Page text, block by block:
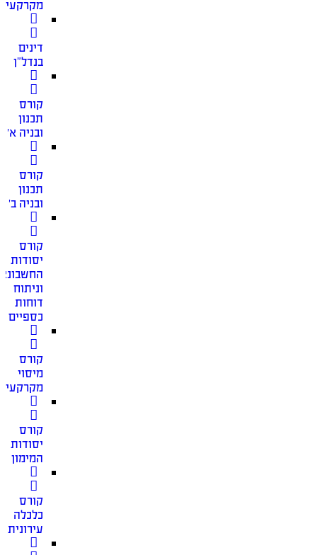
מקרקעין
דינים
בנדל”ן
קורס
תכנון
ובניה א׳
קורס
תכנון
ובניה ב׳
קורס
יסודות
וניתוח
דוחות
כספיים
קורס
מיסוי
מקרקעין
קורס
יסודות
המימון
קורס
כלכלה
עירונית